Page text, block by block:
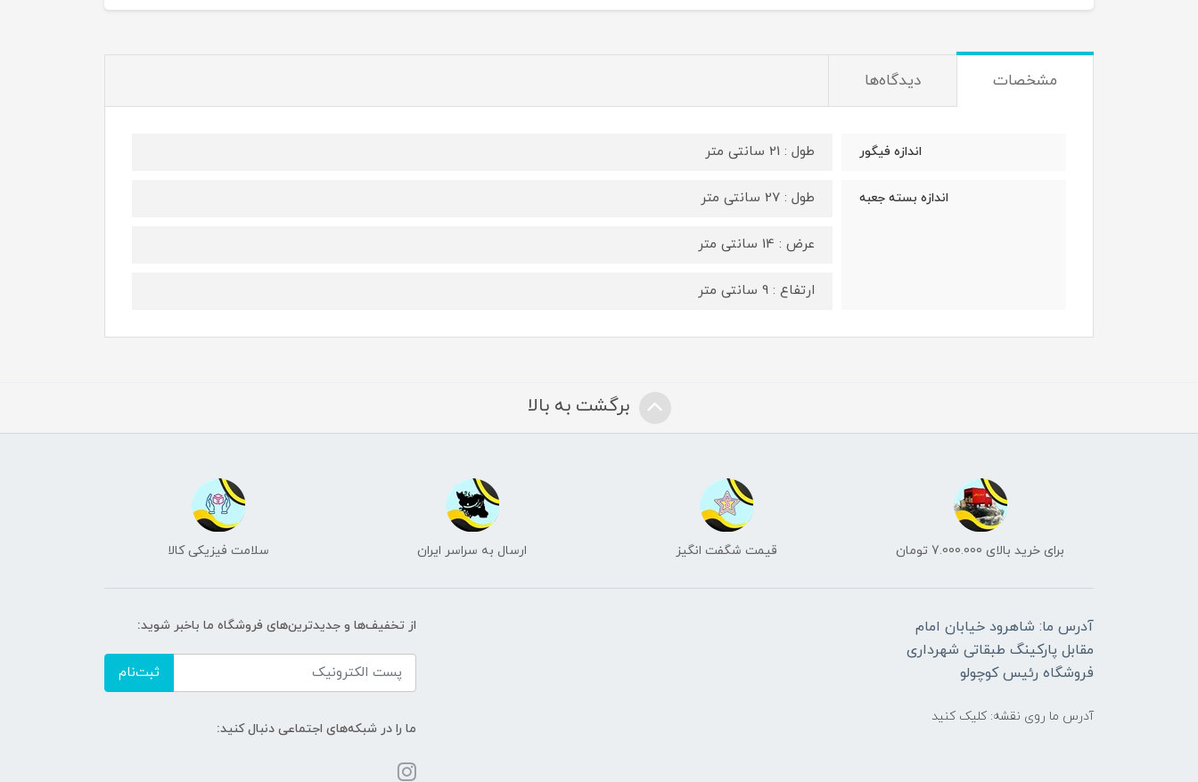
مشخصات دیدگاه‌ها
اندازه فیگور طول : 21 سانتی متر
اندازه بسته جعبه طول : 27 سانتی متر
عرض : 14 سانتی متر
ارتفاع : 9 سانتی متر
برگشت به بالا
برای خرید بالای 7.000.000 تومان قیمت شگفت انگیز ارسال به سراسر ایران سلامت فیزیکی کالا
آدرس ما: شاهرود خیابان امام
مقابل پارکینگ طبقاتی شهرداری
فروشگاه رئیس کوچولو
آدرس ما روی نقشه: کلیک کنید
از تخفیف‌ها و جدیدترین‌های فروشگاه ما باخبر شوید:
ثبت‌نام
ما را در شبکه‌های اجتماعی دنبال کنید: